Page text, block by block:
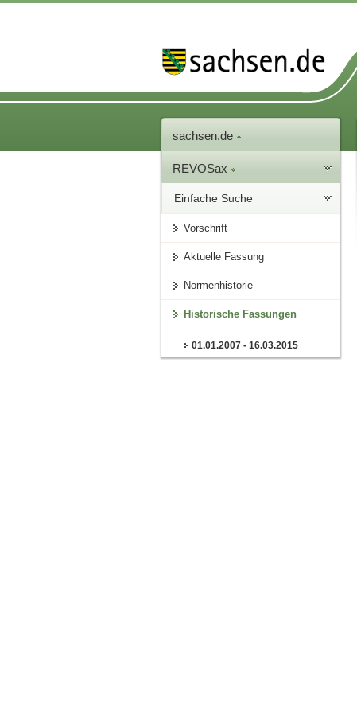
sachsen.de
REVOSax
Einfache Suche
Vorschrift
Aktuelle Fassung
Normenhistorie
Historische Fassungen
01.01.2007 - 16.03.2015